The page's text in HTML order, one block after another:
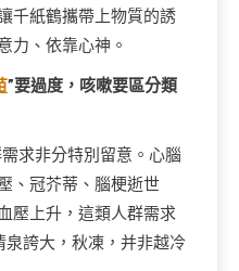
千紙鶴攜帶上物質的誘
力、依靠心神。
”要過度，咳嗽要區分類
求非分特別留意。心腦
、冠芥蒂、腦梗逝世
壓上升，這類人群需求
泉誇大，秋凍，并非越冷